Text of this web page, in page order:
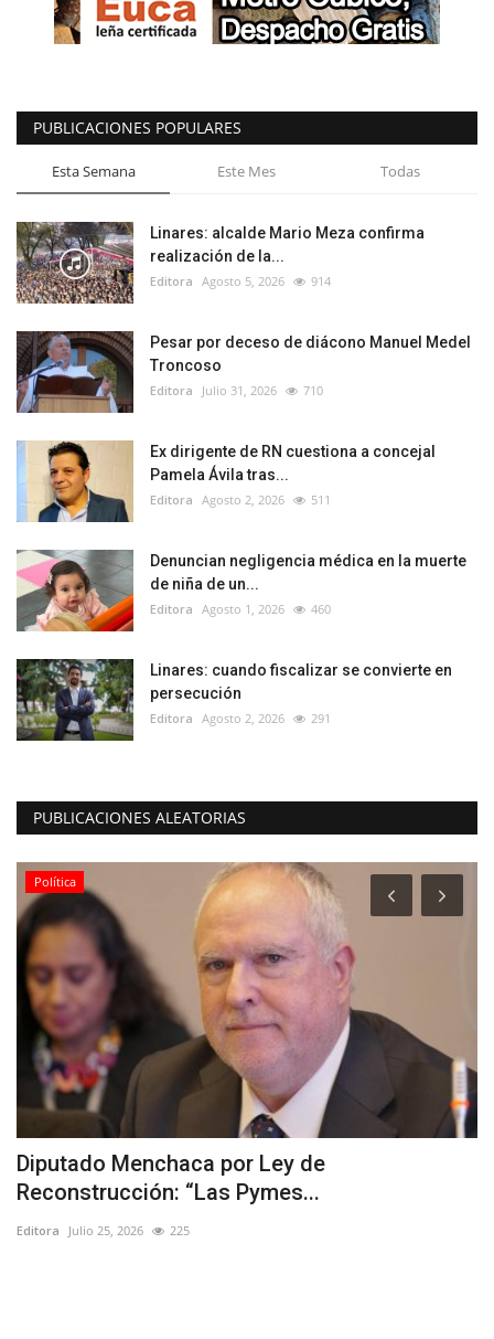
PUBLICACIONES POPULARES
Esta Semana Este Mes Todas
Linares: alcalde Mario Meza confirma
realización de la...
Editora Agosto 5, 2026 914
Pesar por deceso de diácono Manuel Medel
Troncoso
Editora Julio 31, 2026 710
Ex dirigente de RN cuestiona a concejal
Pamela Ávila tras...
Editora Agosto 2, 2026 511
Denuncian negligencia médica en la muerte
de niña de un...
Editora Agosto 1, 2026 460
Linares: cuando fiscalizar se convierte en
persecución
Editora Agosto 2, 2026 291
PUBLICACIONES ALEATORIAS
Política
Diputado Menchaca por Ley de
Reconstrucción: “Las Pymes...
Editora Julio 25, 2026 225